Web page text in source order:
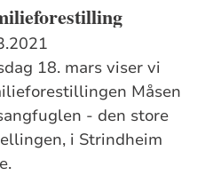
18. mars viser vi
Måsen
- den store
i Strindheim